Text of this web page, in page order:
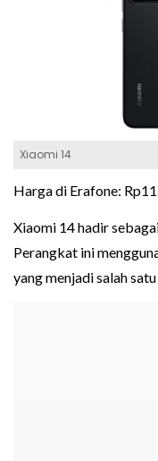
Xiaomi 14
Harga di Erafone:
Xiaomi 14 hadir
Perangkat ini
yang menjadi salah